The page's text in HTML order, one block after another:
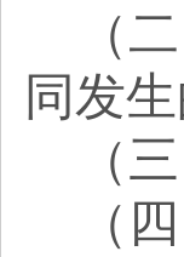
（
同发
（
（